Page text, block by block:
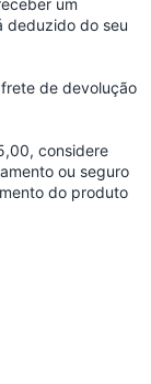
um
deduzido do seu
de devolução
considere
ou seguro
do produto